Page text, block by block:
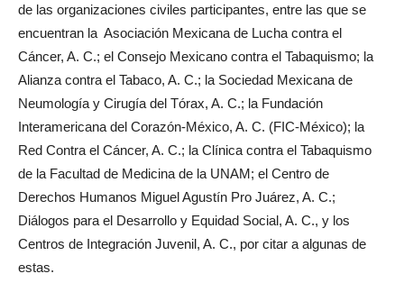
de las organizaciones civiles participantes, entre las que se
encuentran la Asociación Mexicana de Lucha contra el
Cáncer, A. C.; el Consejo Mexicano contra el Tabaquismo; la
Alianza contra el Tabaco, A. C.; la Sociedad Mexicana de
Neumología y Cirugía del Tórax, A. C.; la Fundación
Interamericana del Corazón-México, A. C. (FIC-México); la
Red Contra el Cáncer, A. C.; la Clínica contra el Tabaquismo
de la Facultad de Medicina de la UNAM; el Centro de
Derechos Humanos Miguel Agustín Pro Juárez, A. C.;
Diálogos para el Desarrollo y Equidad Social, A. C., y los
Centros de Integración Juvenil, A. C., por citar a algunas de
estas.